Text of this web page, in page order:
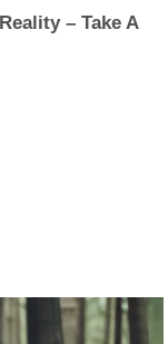
– Take A